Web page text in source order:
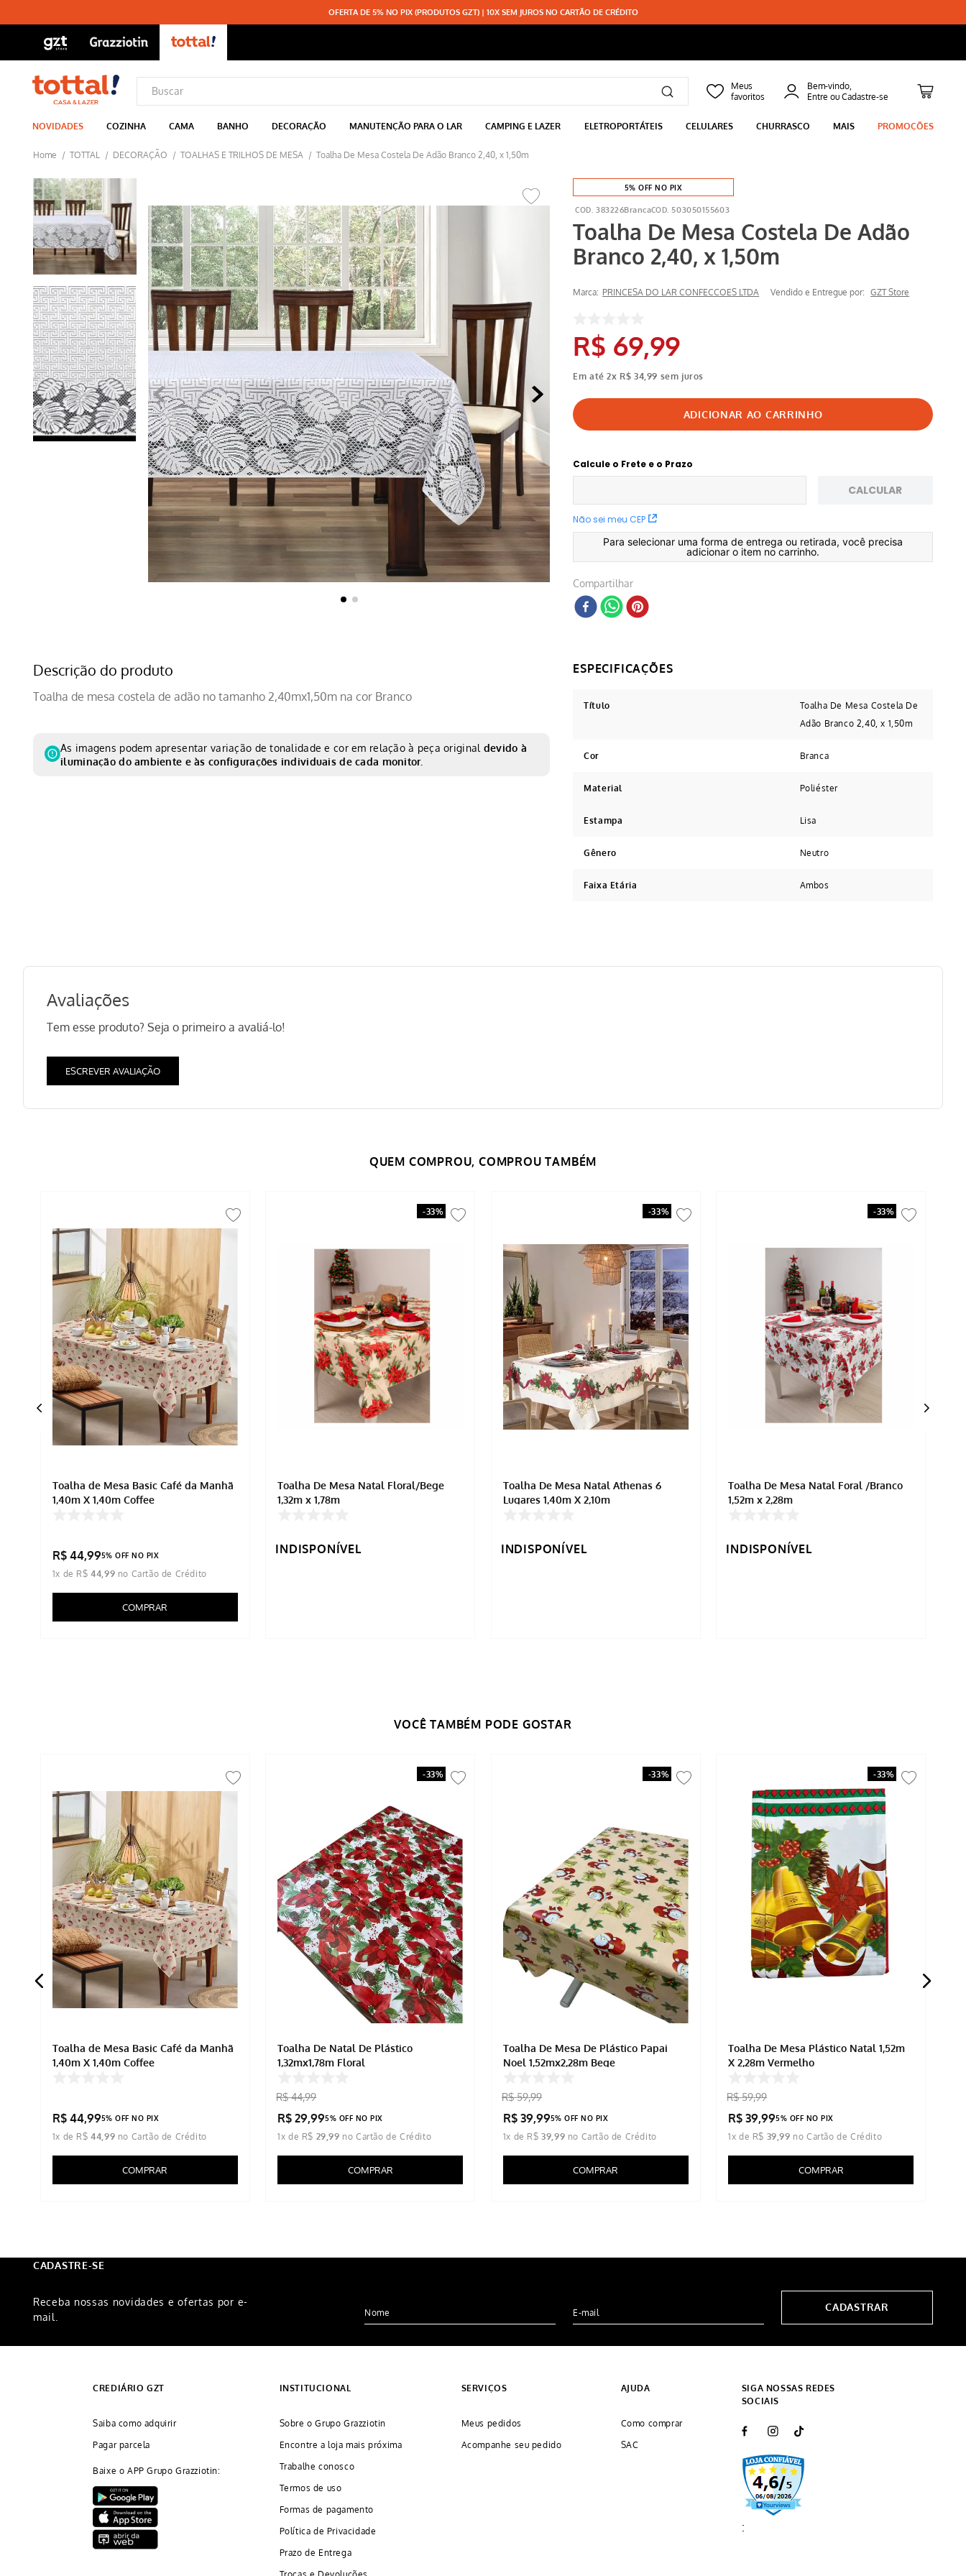
OFERTA DE 5% NO PIX (PRODUTOS GZT) | 10X SEM JUROS NO CARTÃO DE CRÉDITO
Bem-vindo,
NOVIDADES COZINHA CAMA BANHO DECORAÇÃO MANUTENÇÃO PARA O LAR CAMPING E LAZER ELETROPORTÁTEIS CELULARES CHURRASCO MAIS PROMOÇÕES
TOTTAL DECORAÇÃO TOALHAS E TRILHOS DE MESA Toalha De Mesa Costela De Adão Branco 2,40, x 1,50m
5% OFF NO PIX
383226Branca 503050155603
Toalha De Mesa Costela De Adão
Branco 2,40, x 1,50m
Marca: PRINCESA DO LAR CONFECCOES LTDA Vendido e Entregue por: GZT Store
R$ 69,99
Em até2x R$ 34,99 sem juros
Calcule o Frete e o Prazo
Não sei meu CEP
CALCULAR
Para selecionar uma forma de entrega ou retirada, você precisa
adicionar o item no carrinho.
Compartilhar
Descrição do produto
Toalha de mesa costela de adão no tamanho 2,40mx1,50m na cor Branco
As imagens podem apresentar variação de tonalidade e cor em relação à peça original devido à
iluminação do ambiente e às configurações individuais de cada monitor.
Título
Toalha De Mesa Costela De
Adão Branco 2,40, x 1,50m
Cor Branca
Material Poliéster
Estampa Lisa
Gênero Neutro
Faixa Etária Ambos
Avaliações
Tem esse produto? Seja o primeiro a avaliá-lo!
ESCREVER AVALIAÇÃO
Toalha de Mesa Basic Café da Manhã
1,40m X 1,40m Coffee
R$ 44,995% OFF NO PIX
1x de R$ 44 99
COMPRAR
-33%
Toalha De Mesa Natal Floral/Bege
1,32m x 1,78m
INDISPONÍVEL
-33%
Toalha De Mesa Natal Athenas 6
Lugares 1,40m X 2,10m
INDISPONÍVEL
-33%
Toalha De Mesa Natal Foral /Branco
1,52m x 2,28m
INDISPONÍVEL
Toalha de Mesa Basic Café da Manhã
1,40m X 1,40m Coffee
R$ 44,995% OFF NO PIX
1x de R$ 44 99
COMPRAR
-33%
Toalha De Natal De Plástico
1,32mx1,78m Floral
R$ 44,99
R$ 29,995% OFF NO PIX
1x de R$ 29 ,99
COMPRAR
-33%
Toalha De Mesa De Plástico Papai
Noel 1,52mx2,28m Bege
R$ 59,99
R$ 39,995% OFF NO PIX
1x de R$ 39 99
COMPRAR
-33%
Toalha De Mesa Plástico Natal 1,52m
X 2,28m Vermelho
R$ 59,99
R$ 39,995% OFF NO PIX
1x de R$ 39 ,99
COMPRAR
CADASTRE-SE
Receba nossas novidades e ofertas por e-
mail.
CADASTRAR
CREDIÁRIO GZT
Saiba como adquirir
Pagar parcela
Baixe o APP Grupo Grazziotin:
INSTITUCIONAL
Sobre o Grupo Grazziotin
Encontre a loja mais próxima
Trabalhe conosco
Termos de uso
Formas de pagamento
Política de Privacidade
Prazo de Entrega
SERVIÇOS
Meus pedidos
Acompanhe seu pedido
AJUDA
Como comprar
SAC
SIGA NOSSAS REDES
SOCIAIS
: